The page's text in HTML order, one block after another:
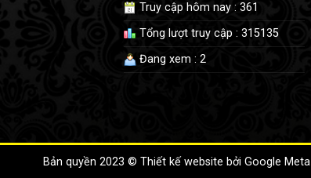
Truy cập hôm nay : 361
Tổng lượt truy cập : 315135
Đang xem : 2
Bản quyền 2023 © Thiết kế website bởi Google Meta